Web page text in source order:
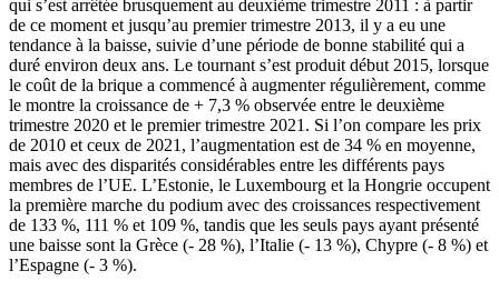
qui s’est arrêtée brusquement au deuxième trimestre 2011 : à partir
de ce moment et jusqu’au premier trimestre 2013, il y a eu une
tendance à la baisse, suivie d’une période de bonne stabilité qui a
duré environ deux ans. Le tournant s’est produit début 2015, lorsque
le coût de la brique a commencé à augmenter régulièrement, comme
le montre la croissance de + 7,3 % observée entre le deuxième
trimestre 2020 et le premier trimestre 2021. Si l’on compare les prix
de 2010 et ceux de 2021, l’augmentation est de 34 % en moyenne,
mais avec des disparités considérables entre les différents pays
membres de l’UE. L’Estonie, le Luxembourg et la Hongrie occupent
la première marche du podium avec des croissances respectivement
de 133 %, 111 % et 109 %, tandis que les seuls pays ayant présenté
une baisse sont la Grèce (- 28 %), l’Italie (- 13 %), Chypre (- 8 %) et
l’Espagne (- 3 %).